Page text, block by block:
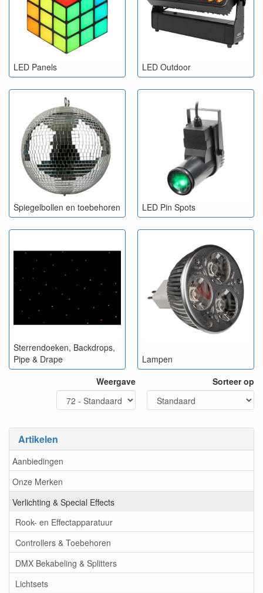
Artikelen
Aanbiedingen
Onze Merken
Verlichting & Special Effects
Rook- en Effectapparatuur
Controllers & Toebehoren
DMX Bekabeling & Splitters
Lichtsets
LED Panels LED Outdoor
Spiegelbollen en toebehoren LED Pin Spots
Sterrendoeken, Backdrops,
Pipe & Drape
Lampen
Weergave
Sorteer op